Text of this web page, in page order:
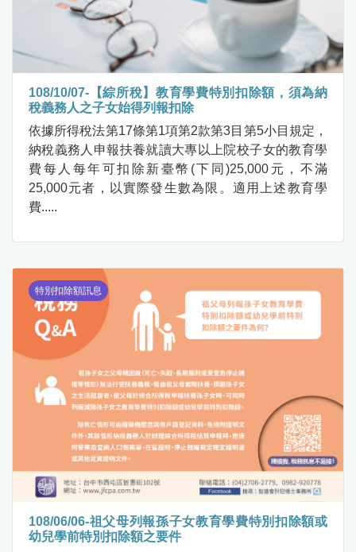
108/10/07-【綜所稅】教育學費特別扣除額，須為納
稅義務人之子女始得列報扣除
依據所得稅法第17條第1項第2款第3目第5小目規定，
納稅義務人申報扶養就讀大專以上院校子女的教育學
費每人每年可扣除新臺幣(下同)25,000元，不滿
25,000元者，以實際發生數為限。適用上述教育學
費.....
特別扣除額訊息
108/06/06-祖父母列報孫子女教育學費特別扣除額或
幼兒學前特別扣除額之要件